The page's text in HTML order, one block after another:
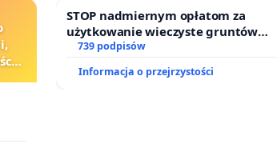
STOP nadmiernym opłatom za
użytkowanie wieczyste gruntów
zajmowanych przez rodzinne ogrody
739 podpisów
Informacja o przejrzystości